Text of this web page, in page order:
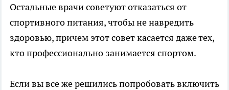
Остальные врачи советуют отказаться от
спортивного питания, чтобы не навредить
здоровью, причем этот совет касается даже тех,
кто профессионально занимается спортом.
Если вы все же решились попробовать включить